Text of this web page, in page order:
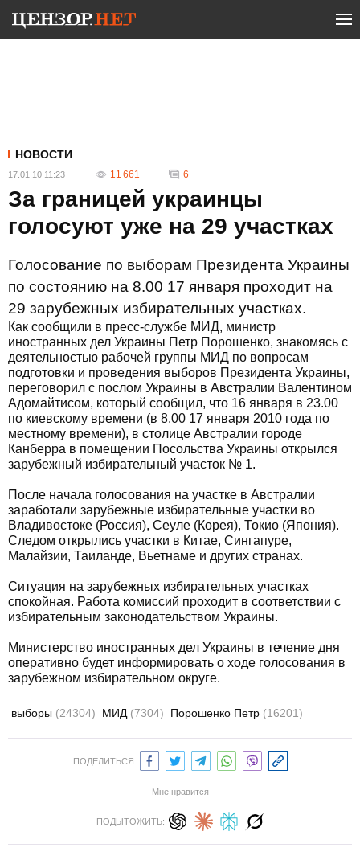
НОВОСТИ
17.01.10 11:23 11 661 6
За границей украинцы
голосуют уже на 29 участках
Голосование по выборам Президента Украины
по состоянию на 8.00 17 января проходит на
29 зарубежных избирательных участках.
Как сообщили в пресс-службе МИД, министр
иностранных дел Украины Петр Порошенко, знакомясь с
деятельностью рабочей группы МИД по вопросам
подготовки и проведения выборов Президента Украины,
переговорил с послом Украины в Австралии Валентином
Адомайтисом, который сообщил, что 16 января в 23.00
по киевскому времени (в 8.00 17 января 2010 года по
местному времени), в столице Австралии городе
Канберра в помещении Посольства Украины открылся
зарубежный избирательный участок № 1.
После начала голосования на участке в Австралии
заработали зарубежные избирательные участки во
Владивостоке (Россия), Сеуле (Корея), Токио (Япония).
Следом открылись участки в Китае, Сингапуре,
Малайзии, Таиланде, Вьетнаме и других странах.
Ситуация на зарубежных избирательных участках
спокойная. Работа комиссий проходит в соответствии с
избирательным законодательством Украины.
Министерство иностранных дел Украины в течение дня
оперативно будет информировать о ходе голосования в
зарубежном избирательном округе.
выборы (24304) МИД (7304) Порошенко Петр (16201)
ПОДЕЛИТЬСЯ:
Мне нравится
ПОДЫТОЖИТЬ: